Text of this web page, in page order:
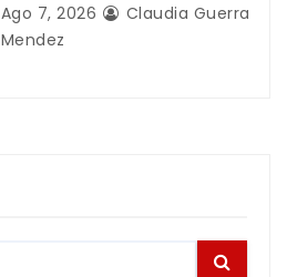
Ago 7, 2026
Claudia Guerra
Mendez